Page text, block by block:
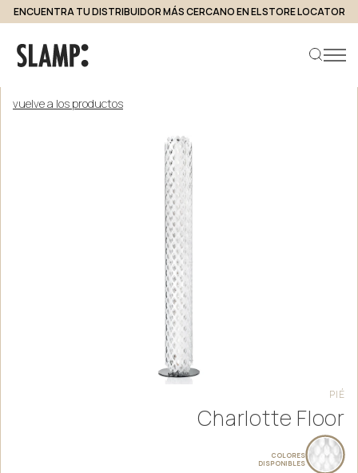
ENCUENTRA TU DISTRIBUIDOR MÁS CERCANO EN EL STORE LOCATOR
Buscar producto
vuelve a los productos
PIÉ
Charlotte Floor
COLORES
DISPONIBLES